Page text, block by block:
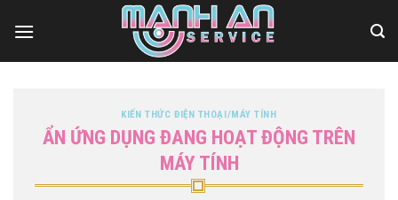
qua
KIẾN THỨC ĐIỆN THOẠI/MÁY TÍNH
ẨN ỨNG DỤNG ĐANG HOẠT ĐỘNG TRÊN
MÁY TÍNH